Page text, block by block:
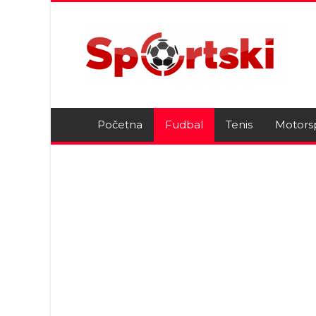
Početna Fudbal Tenis